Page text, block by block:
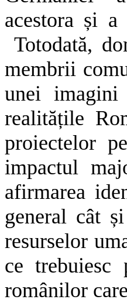
acestora și
Totodată,
membrii
unei
realitățile
proiectelor
impactul
afirmarea
general cât
resurselor
ce trebuiesc
românilor